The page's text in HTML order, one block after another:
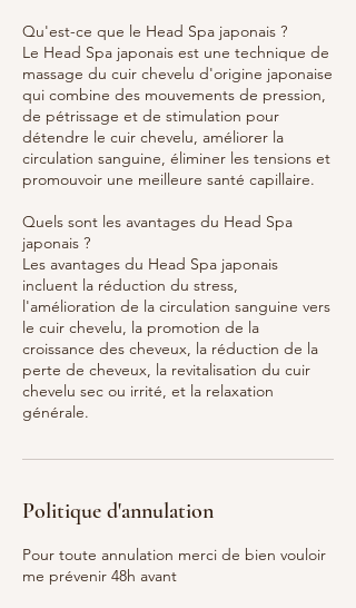
Qu'est-ce que le Head Spa japonais ?
Le Head Spa japonais est une technique de
massage du cuir chevelu d'origine japonaise
qui combine des mouvements de pression,
de pétrissage et de stimulation pour
détendre le cuir chevelu, améliorer la
circulation sanguine, éliminer les tensions et
promouvoir une meilleure santé capillaire.
Quels sont les avantages du Head Spa
japonais ?
Les avantages du Head Spa japonais
incluent la réduction du stress,
l'amélioration de la circulation sanguine vers
le cuir chevelu, la promotion de la
croissance des cheveux, la réduction de la
perte de cheveux, la revitalisation du cuir
chevelu sec ou irrité, et la relaxation
Politique d'annulation
Pour toute annulation merci de bien vouloir
me prévenir 48h avant